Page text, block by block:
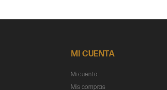
MI CUENTA
Mi cuenta
Mis compras